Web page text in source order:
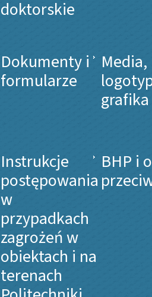
doktorskie
Dokumenty i
formularze
Media,
grafika
Instrukcje
postępowania
w
przypadkach
zagrożeń w
obiektach i na
terenach
BHP i